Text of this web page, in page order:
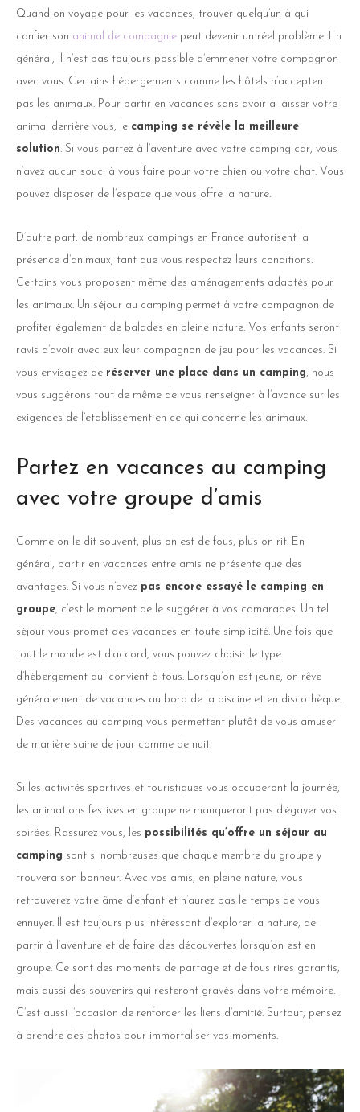
Quand on voyage pour les vacances, trouver quelqu’un à qui
confier son animal de compagnie peut devenir un réel problème. En
général, il n’est pas toujours possible d’emmener votre compagnon
avec vous. Certains hébergements comme les hôtels n’acceptent
pas les animaux. Pour partir en vacances sans avoir à laisser votre
animal derrière vous, le camping se révèle la meilleure
solution. Si vous partez à l’aventure avec votre camping-car, vous
n’avez aucun souci à vous faire pour votre chien ou votre chat. Vous
pouvez disposer de l’espace que vous offre la nature.
D’autre part, de nombreux campings en France autorisent la
présence d’animaux, tant que vous respectez leurs conditions.
Certains vous proposent même des aménagements adaptés pour
les animaux. Un séjour au camping permet à votre compagnon de
profiter également de balades en pleine nature. Vos enfants seront
ravis d’avoir avec eux leur compagnon de jeu pour les vacances. Si
vous envisagez de réserver une place dans un camping, nous
vous suggérons tout de même de vous renseigner à l’avance sur les
exigences de l’établissement en ce qui concerne les animaux.
Partez en vacances au camping
avec votre groupe d’amis
Comme on le dit souvent, plus on est de fous, plus on rit. En
général, partir en vacances entre amis ne présente que des
avantages. Si vous n’avez pas encore essayé le camping en
groupe, c’est le moment de le suggérer à vos camarades. Un tel
séjour vous promet des vacances en toute simplicité. Une fois que
tout le monde est d’accord, vous pouvez choisir le type
d’hébergement qui convient à tous. Lorsqu’on est jeune, on rêve
généralement de vacances au bord de la piscine et en discothèque.
Des vacances au camping vous permettent plutôt de vous amuser
de manière saine de jour comme de nuit.
Si les activités sportives et touristiques vous occuperont la journée,
les animations festives en groupe ne manqueront pas d’égayer vos
soirées. Rassurez-vous, les possibilités qu’offre un séjour au
camping sont si nombreuses que chaque membre du groupe y
trouvera son bonheur. Avec vos amis, en pleine nature, vous
retrouverez votre âme d’enfant et n’aurez pas le temps de vous
ennuyer. Il est toujours plus intéressant d’explorer la nature, de
partir à l’aventure et de faire des découvertes lorsqu’on est en
groupe. Ce sont des moments de partage et de fous rires garantis,
mais aussi des souvenirs qui resteront gravés dans votre mémoire.
C’est aussi l’occasion de renforcer les liens d’amitié. Surtout, pensez
à prendre des photos pour immortaliser vos moments.